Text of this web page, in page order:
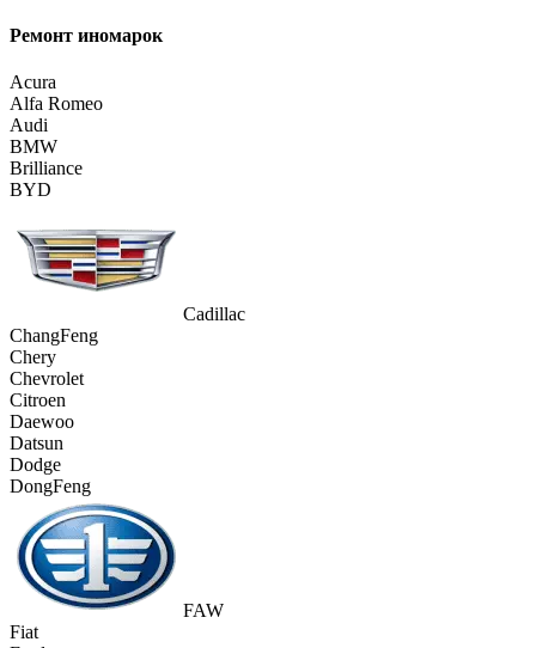
Ремонт иномарок
Acura
Alfa Romeo
Audi
BMW
Brilliance
BYD
Cadillac
ChangFeng
Chery
Chevrolet
Citroen
Daewoo
Datsun
Dodge
DongFeng
FAW
Fiat